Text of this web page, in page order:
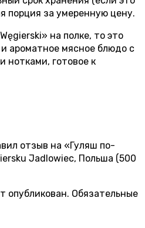
порция за умеренную цену.
на полке, то это
ароматное мясное блюдо с
нотками, готовое к
отзыв на «Гуляш по-
Jadlowiec, Польша (500
опубликован. Обязательные